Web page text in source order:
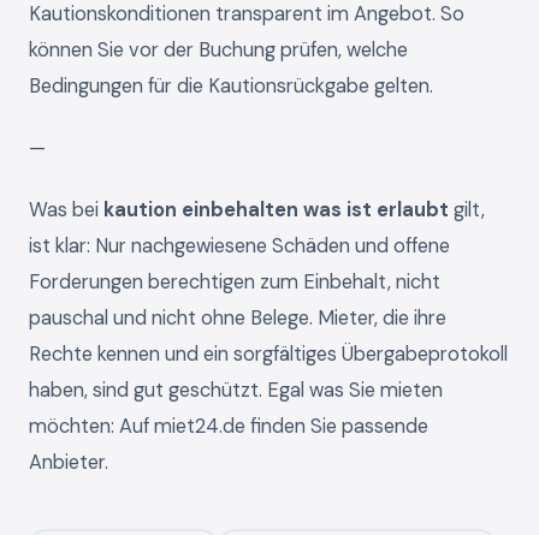
Kautionskonditionen transparent im Angebot. So
können Sie vor der Buchung prüfen, welche
Bedingungen für die Kautionsrückgabe gelten.
—
Was bei kaution einbehalten was ist erlaubt gilt,
ist klar: Nur nachgewiesene Schäden und offene
Forderungen berechtigen zum Einbehalt, nicht
pauschal und nicht ohne Belege. Mieter, die ihre
Rechte kennen und ein sorgfältiges Übergabeprotokoll
haben, sind gut geschützt. Egal was Sie mieten
möchten: Auf miet24.de finden Sie passende
Anbieter.